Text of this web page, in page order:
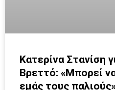
Κατερίνα Στανίση
Βρεττό: «Μπορεί
εμάς τους